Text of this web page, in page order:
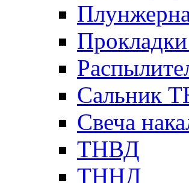
Сальник
Свеча
ТНВД
ТННД